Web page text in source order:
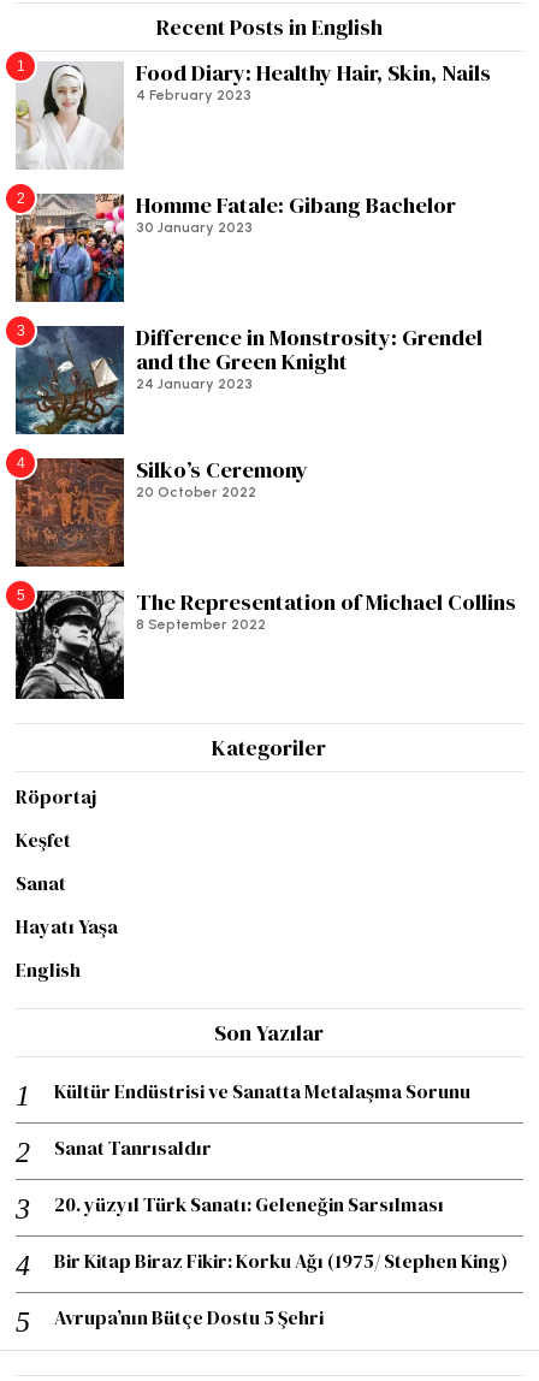
Recent Posts in English
1 Food Diary: Healthy Hair, Skin, Nails
4 February 2023
2 Homme Fatale: Gibang Bachelor
30 January 2023
3
Difference in Monstrosity: Grendel
and the Green Knight
24 January 2023
4 Silko’s Ceremony
20 October 2022
5 The Representation of Michael Collins
8 September 2022
Kategoriler
Röportaj
Keşfet
Sanat
Hayatı Yaşa
English
Son Yazılar
Kültür Endüstrisi ve Sanatta Metalaşma Sorunu
Sanat Tanrısaldır
20. yüzyıl Türk Sanatı: Geleneğin Sarsılması
Bir Kitap Biraz Fikir: Korku Ağı (1975/ Stephen King)
Avrupa’nın Bütçe Dostu 5 Şehri